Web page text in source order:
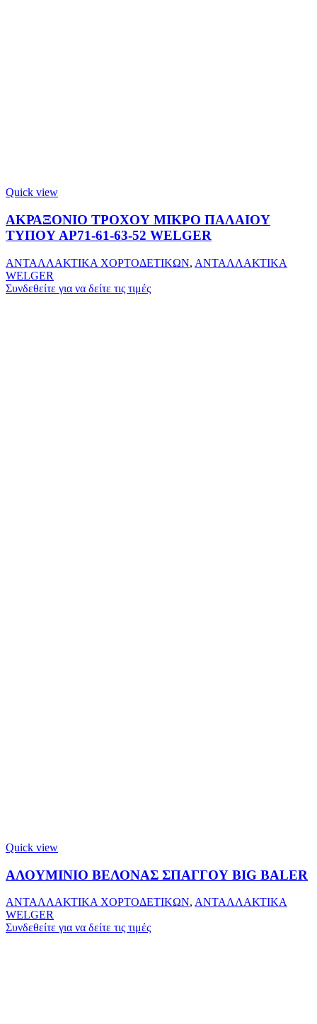
Quick view
ΑΚΡΑΞΟΝΙΟ ΤΡΟΧΟΥ ΜΙΚΡΟ ΠΑΛΑΙΟΥ
ΤΥΠΟΥ ΑΡ71-61-63-52 WELGER
ΑΝΤΑΛΛΑΚΤΙΚΑ ΧΟΡΤΟΔΕΤΙΚΩΝ, ΑΝΤΑΛΛΑΚΤΙΚΑ
WELGER
Συνδεθείτε για να δείτε τις τιμές
Quick view
ΑΛΟΥΜΙΝΙΟ ΒΕΛΟΝΑΣ ΣΠΑΓΓΟΥ BIG BALER
ΑΝΤΑΛΛΑΚΤΙΚΑ ΧΟΡΤΟΔΕΤΙΚΩΝ, ΑΝΤΑΛΛΑΚΤΙΚΑ
WELGER
Συνδεθείτε για να δείτε τις τιμές